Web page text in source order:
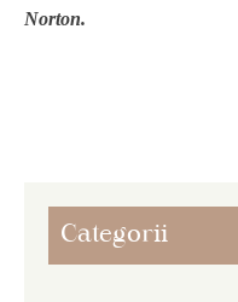
Categorii
Norton.